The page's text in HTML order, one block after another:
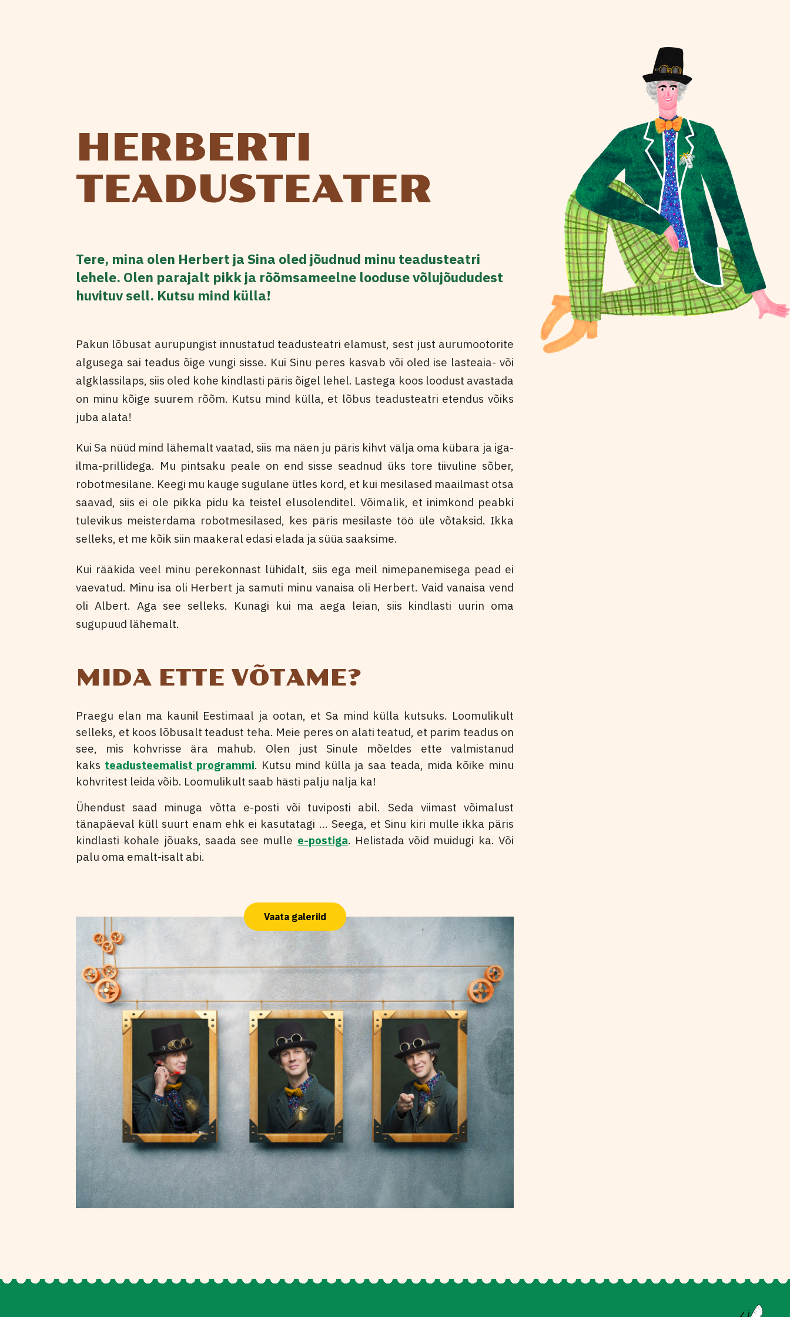
HERBERTI
TEADUSTEATER
Tere, mina olen Herbert ja Sina oled jõudnud minu teadusteatri
lehele. Olen parajalt pikk ja rõõmsameelne looduse võlujõududest
huvituv sell. Kutsu mind külla!
Pakun lõbusat aurupungist innustatud teadusteatri elamust, sest just aurumootorite
algusega sai teadus õige vungi sisse. Kui Sinu peres kasvab või oled ise lasteaia- või
algklassilaps, siis oled kohe kindlasti päris õigel lehel. Lastega koos loodust avastada
on minu kõige suurem rõõm. Kutsu mind külla, et lõbus teadusteatri etendus võiks
juba alata!
Kui Sa nüüd mind lähemalt vaatad, siis ma näen ju päris kihvt välja oma kübara ja iga-
ilma-prillidega. Mu pintsaku peale on end sisse seadnud üks tore tiivuline sõber,
robotmesilane. Keegi mu kauge sugulane ütles kord, et kui mesilased maailmast otsa
saavad, siis ei ole pikka pidu ka teistel elusolenditel. Võimalik, et inimkond peabki
tulevikus meisterdama robotmesilased, kes päris mesilaste töö üle võtaksid. Ikka
selleks, et me kõik siin maakeral edasi elada ja süüa saaksime.
Kui rääkida veel minu perekonnast lühidalt, siis ega meil nimepanemisega pead ei
vaevatud. Minu isa oli Herbert ja samuti minu vanaisa oli Herbert. Vaid vanaisa vend
oli Albert. Aga see selleks. Kunagi kui ma aega leian, siis kindlasti uurin oma
sugupuud lähemalt.
MIDA ETTE VÕTAME?
Praegu elan ma kaunil Eestimaal ja ootan, et Sa mind külla kutsuks. Loomulikult
selleks, et koos lõbusalt teadust teha. Meie peres on alati teatud, et parim teadus on
see, mis kohvrisse ära mahub. Olen just Sinule mõeldes ette valmistanud
kaks teadusteemalist programmi. Kutsu mind külla ja saa teada, mida kõike minu
kohvritest leida võib. Loomulikult saab hästi palju nalja ka!
Ühendust saad minuga võtta e-posti või tuviposti abil. Seda viimast võimalust
tänapäeval küll suurt enam ehk ei kasutatagi ... Seega, et Sinu kiri mulle ikka päris
kindlasti kohale jõuaks, saada see mulle e-postiga. Helistada võid muidugi ka. Või
palu oma emalt-isalt abi.
Vaata galeriid